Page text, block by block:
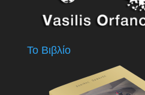
Το Βιβλίο